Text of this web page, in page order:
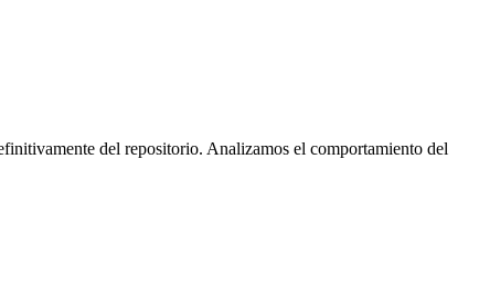
del repositorio. Analizamos el comportamiento del